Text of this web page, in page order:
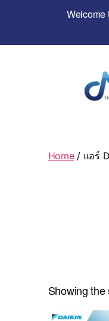
Welcome
Home/ แอร์
Showing